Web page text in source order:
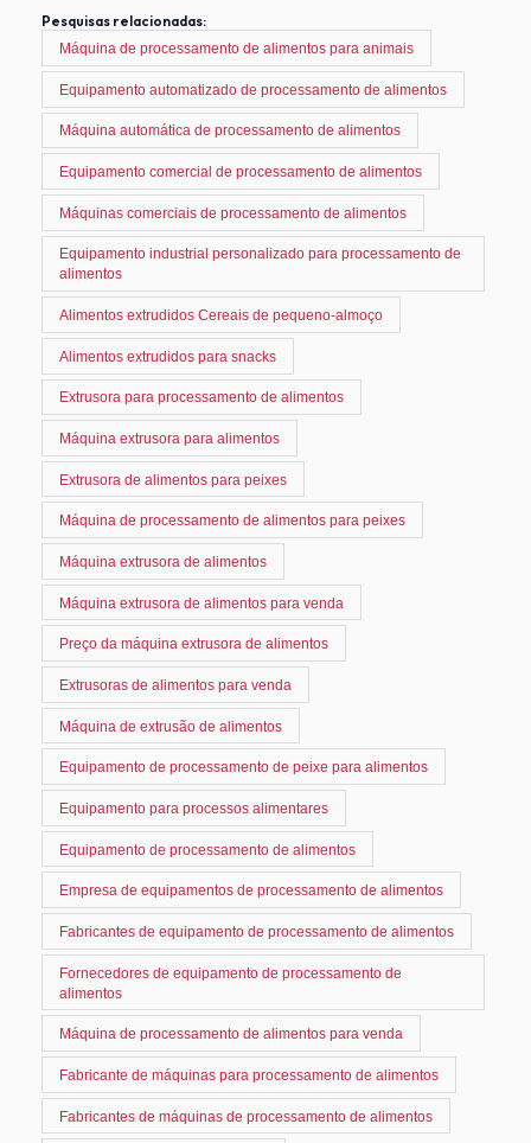
Pesquisas relacionadas:
Máquina de processamento de alimentos para animais
Equipamento automatizado de processamento de alimentos
Máquina automática de processamento de alimentos
Equipamento comercial de processamento de alimentos
Máquinas comerciais de processamento de alimentos
Equipamento industrial personalizado para processamento de
alimentos
Alimentos extrudidos Cereais de pequeno-almoço
Alimentos extrudidos para snacks
Extrusora para processamento de alimentos
Máquina extrusora para alimentos
Extrusora de alimentos para peixes
Máquina de processamento de alimentos para peixes
Máquina extrusora de alimentos
Máquina extrusora de alimentos para venda
Preço da máquina extrusora de alimentos
Extrusoras de alimentos para venda
Máquina de extrusão de alimentos
Equipamento de processamento de peixe para alimentos
Equipamento para processos alimentares
Equipamento de processamento de alimentos
Empresa de equipamentos de processamento de alimentos
Fabricantes de equipamento de processamento de alimentos
Fornecedores de equipamento de processamento de
alimentos
Máquina de processamento de alimentos para venda
Fabricante de máquinas para processamento de alimentos
Fabricantes de máquinas de processamento de alimentos